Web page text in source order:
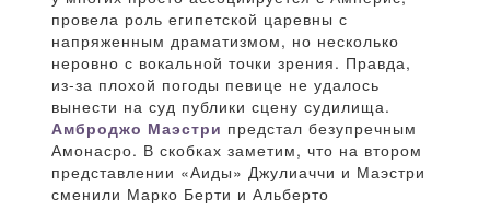
провела роль египетской царевны с
напряженным драматизмом, но несколько
неровно с вокальной точки зрения. Правда,
из-за плохой погоды певице не удалось
вынести на суд публики сцену судилища.
Амброджо Маэстри предстал безупречным
Амонасро. В скобках заметим, что на втором
представлении «Аиды» Джулиаччи и Маэстри
сменили Марко Берти и Альберто